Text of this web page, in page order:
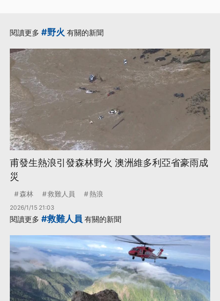
閱讀更多 #野火 有關的新聞
甫發生熱浪引發森林野火 澳洲維多利亞省豪雨成
災
森林 救難人員 熱浪
2026/1/15 21:03
閱讀更多 #救難人員 有關的新聞